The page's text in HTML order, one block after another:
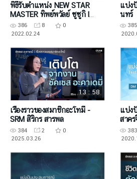
พิธีรับตำแหน่ง NEW STAR
MASTER ทิพย์พวัลย์ ซูซูกิ l
Mastership Promotion
386 8
0
2022.02.24
แบ่ง
นทร์
385
13 : 58
เรื่องราวของสมาชิกอะโทมี่ -
SRM สิริกร สารพล
384 2
0
2025.03.26
แบ่ง
สาค
383